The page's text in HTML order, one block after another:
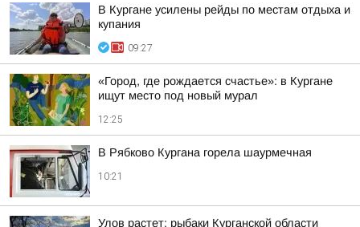
В Кургане усилены рейды по местам отдыха и
купания
09:27
«Город, где рождается счастье»: в Кургане
ищут место под новый мурал
12:25
В Рябково Кургана горела шаурмечная
10:21
Улов растет: рыбаки Курганской области